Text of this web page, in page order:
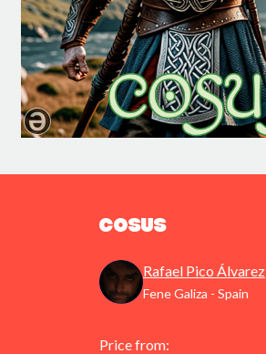
Cosus
Rafael Pico Álvarez
Fene Galiza - Spain
Price from: